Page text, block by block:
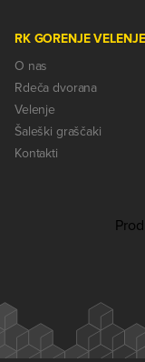
RK GORENJE VELENJE
O nas
Rdeča dvorana
Velenje
Šaleški graščaki
Kontakti